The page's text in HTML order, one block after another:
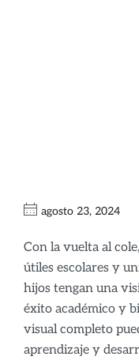
agosto 23, 2024
Con la vuelta al
útiles escolares y
hijos tengan una
éxito académico y
visual completo
aprendizaje y